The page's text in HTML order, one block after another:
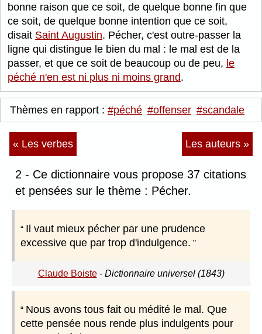
bonne raison que ce soit, de quelque bonne fin que
ce soit, de quelque bonne intention que ce soit,
disait Saint Augustin. Pécher, c'est outre-passer la
ligne qui distingue le bien du mal : le mal est de la
passer, et que ce soit de beaucoup ou de peu, le
péché n'en est ni plus ni moins grand.
Thèmes en rapport : #péché #offenser #scandale
« Les verbes Les auteurs »
2 - Ce dictionnaire vous propose 37 citations
et pensées sur le thème : Pécher.
Il vaut mieux pécher par une prudence
excessive que par trop d'indulgence.
Claude Boiste- Dictionnaire universel (1843)
Nous avons tous fait ou médité le mal. Que
cette pensée nous rende plus indulgents pour